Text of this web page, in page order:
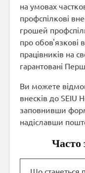
на умовах
профспілкові
грошей
про обов'язкові
працівників на
гарантовані
Ви можете
внесків до SEIU
заповнивши
надіславши
Часто